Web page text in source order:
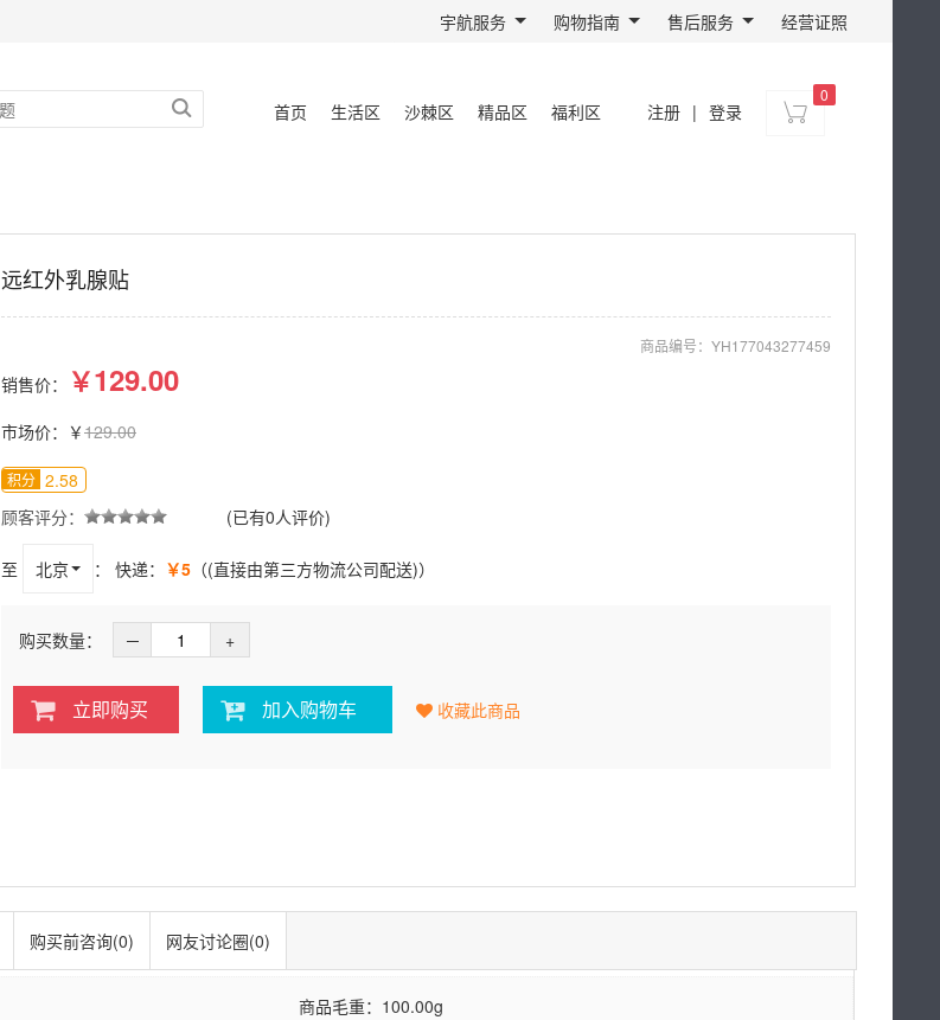
宇航服务 购物指南 售后服务 经营证照
首页 生活区 沙棘区 精品区 福利区 注册 | 登录
0
远红外乳腺贴
商品编号： YH177043277459
销售价： ￥129.00
市场价：￥129.00
积分 2.58
顾客评分：
(已有0人评价)
至 北京 ： 快递： ￥5 （(直接由第三方物流公司配送)）
购买数量： ─ +
立即购买 加入购物车 收藏此商品
购买前咨询(0) 网友讨论圈(0)
商品毛重： 100.00g